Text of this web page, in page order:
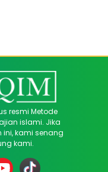
resmi Metode
islami. Jika
kami senang
kami.